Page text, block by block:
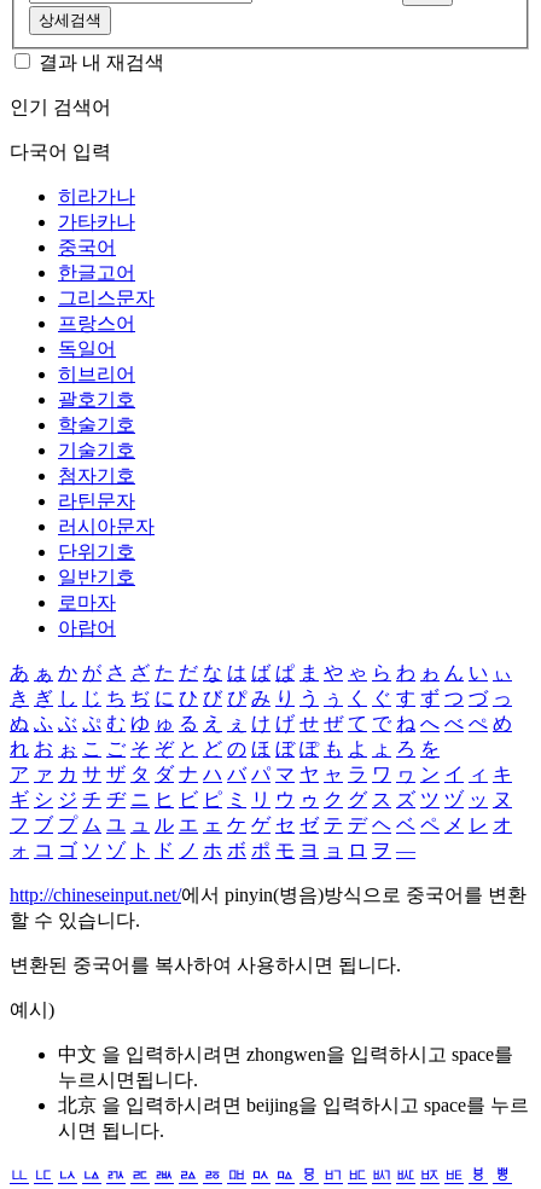
상세검색
결과 내 재검색
인기 검색어
다국어 입력
히라가나
가타카나
중국어
한글고어
그리스문자
프랑스어
독일어
히브리어
괄호기호
학술기호
기술기호
첨자기호
라틴문자
러시아문자
단위기호
일반기호
로마자
아랍어
あ ぁ か が さ ざ た だ な は ば ぱ ま や ゃ ら わ ゎ ん い ぃ
き ぎ し じ ち ぢ に ひ び ぴ み り う ぅ く ぐ す ず つ づ っ
ぬ ふ ぶ ぷ む ゆ ゅ る え ぇ け げ せ ぜ て で ね へ べ ぺ め
れ お ぉ こ ご そ ぞ と ど の ほ ぼ ぽ も よ ょ ろ を
ア ァ カ サ ザ タ ダ ナ ハ バ パ マ ヤ ャ ラ ワ ヮ ン イ ィ キ
ギ シ ジ チ ヂ ニ ヒ ビ ピ ミ リ ウ ゥ ク グ ス ズ ツ ヅ ッ ヌ
フ ブ プ ム ユ ュ ル エ ェ ケ ゲ セ ゼ テ デ ヘ ベ ペ メ レ オ
ォ コ ゴ ソ ゾ ト ド ノ ホ ボ ポ モ ヨ ョ ロ ヲ ―
http://chineseinput.net/에서 pinyin(병음)방식으로 중국어를 변환
할 수 있습니다.
변환된 중국어를 복사하여 사용하시면 됩니다.
예시)
中文 을 입력하시려면 zhongwen을 입력하시고 space를
누르시면됩니다.
北京 을 입력하시려면 beijing을 입력하시고 space를 누르
시면 됩니다.
ㅥ ㅦ ㅧ ㅨ ㅩ ㅪ ㅫ ㅬ ㅭ ㅮ ㅯ ㅰ ㅱ ㅲ ㅳ ㅴ ㅵ ㅶ ㅷ ㅸ
ㅹ